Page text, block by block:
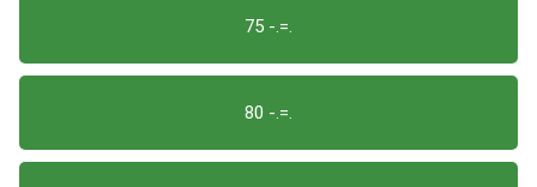
75 -.=.
80 -.=.